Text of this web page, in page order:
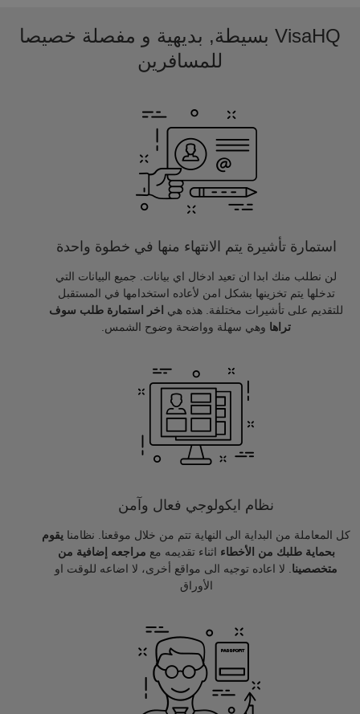
VisaHQ بسيطة, بديهية و مفصلة خصيصا
للمسافرين
استمارة تأشيرة يتم الانتهاء منها في خطوة واحدة
لن نطلب منك ابدا ان تعيد ادخال اي بيانات. جميع البيانات التي
تدخلها يتم تخزينها بشكل امن لأعاده استخدامها في المستقبل
للتقديم على تأشيرات مختلفة. هذه هي
اخر استمارة طلب سوف
تراها وهي سهلة وواضحة وضوح الشمس.
نظام ايكولوجي فعال وآمن
كل المعاملة من البداية الى النهاية تتم من خلال موقعنا. نظامنا يقوم
بحماية طلبك من الأخطاء اثناء تقديمه مع مراجعه إضافية من
متخصصينا . لا اعاده توجيه الى مواقع أخرى، لا اضاعه للوقت او
الأوراق